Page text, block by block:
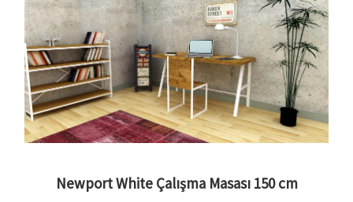
Newport White Çalışma Masası 150 cm